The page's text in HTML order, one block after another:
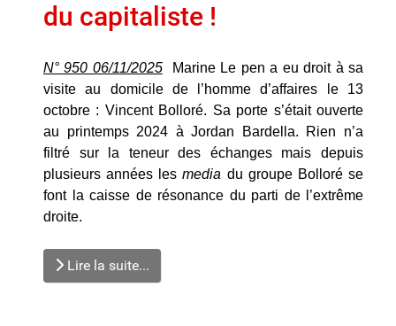
du capitaliste !
N° 950 06/11/2025Marine Le pen a eu droit à sa
visite au domicile de l’homme d’affaires le 13
octobre : Vincent Bolloré. Sa porte s’était ouverte
au printemps 2024 à Jordan Bardella. Rien n’a
filtré sur la teneur des échanges mais depuis
plusieurs années lesmedia du groupe Bolloré se
font la caisse de résonance du parti de l’extrême
droite.
Lire la suite...